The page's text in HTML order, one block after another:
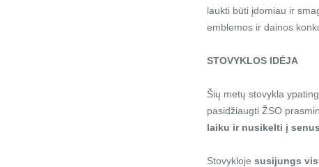
laukti būti įdomiau ir
emblemos ir dainos
STOVYKLOS IDĖJA
Šių metų stovykla
pasidžiaugti ŽSO
laiku ir nusikelti į
Stovykloje susijungs